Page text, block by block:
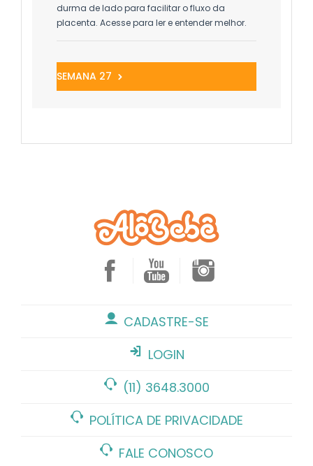
durma de lado para facilitar o fluxo da
placenta. Acesse para ler e entender melhor.
SEMANA 27
CADASTRE-SE
LOGIN
(11) 3648.3000
POLÍTICA DE PRIVACIDADE
FALE CONOSCO